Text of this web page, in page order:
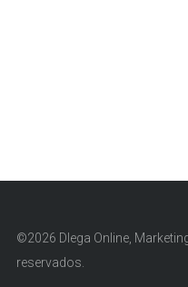
©2026 Dlega Online,
reservados.